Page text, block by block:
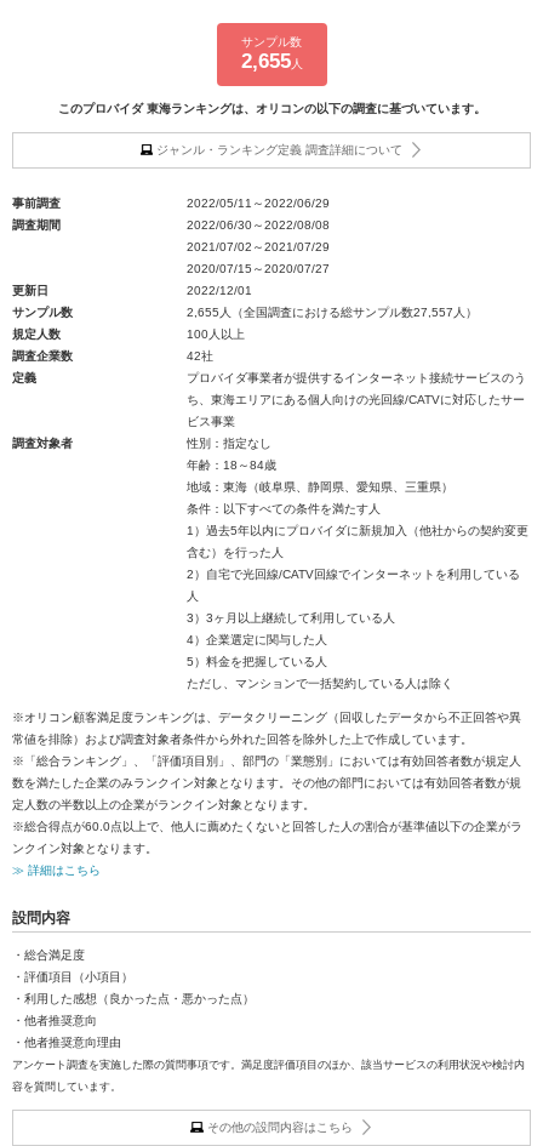
サンプル数
2,655人
このプロバイダ 東海ランキングは、オリコンの以下の調査に基づいています。
ジャンル・ランキング定義 調査詳細について
事前調査
2022/05/11～2022/06/29
調査期間
2022/06/30～2022/08/08
2021/07/02～2021/07/29
2020/07/15～2020/07/27
更新日
2022/12/01
サンプル数
2,655人（全国調査における総サンプル数27,557人）
規定人数
100人以上
調査企業数
42社
定義
プロバイダ事業者が提供するインターネット接続サービスのう
ち、東海エリアにある個人向けの光回線/CATVに対応したサー
ビス事業
調査対象者
性別：指定なし
年齢：18～84歳
地域：東海（岐阜県、静岡県、愛知県、三重県）
条件：以下すべての条件を満たす人
1）過去5年以内にプロバイダに新規加入（他社からの契約変更
含む）を行った人
2）自宅で光回線/CATV回線でインターネットを利用している
人
3）3ヶ月以上継続して利用している人
4）企業選定に関与した人
5）料金を把握している人
ただし、マンションで一括契約している人は除く
※オリコン顧客満足度ランキングは、データクリーニング（回収したデータから不正回答や異
常値を排除）および調査対象者条件から外れた回答を除外した上で作成しています。
※「総合ランキング」、「評価項目別」、部門の「業態別」においては有効回答者数が規定人
数を満たした企業のみランクイン対象となります。その他の部門においては有効回答者数が規
定人数の半数以上の企業がランクイン対象となります。
※総合得点が60.0点以上で、他人に薦めたくないと回答した人の割合が基準値以下の企業がラ
ンクイン対象となります。
≫ 詳細はこちら
設問内容
・総合満足度
・評価項目（小項目）
・利用した感想（良かった点・悪かった点）
・他者推奨意向
・他者推奨意向理由
アンケート調査を実施した際の質問事項です。満足度評価項目のほか、該当サービスの利用状況や検討内
容を質問しています。
その他の設問内容はこちら